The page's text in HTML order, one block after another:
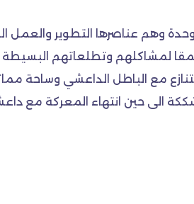
وهم عناصرها التطوير والعمل
لمشاكلهم وتطلعاتهم
مع الباطل الداعشي وساحة
الى حين انتهاء المعركة مع